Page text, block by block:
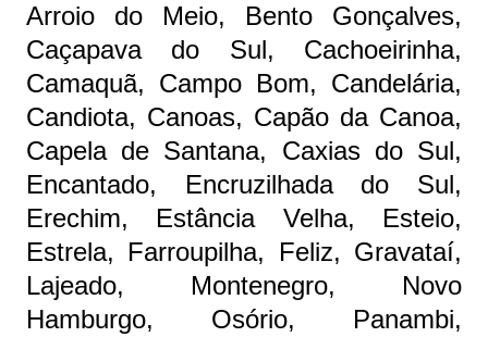
Arroio do Meio, Bento Gonçalves,
Caçapava do Sul, Cachoeirinha,
Camaquã, Campo Bom, Candelária,
Candiota, Canoas, Capão da Canoa,
Capela de Santana, Caxias do Sul,
Encantado, Encruzilhada do Sul,
Erechim, Estância Velha, Esteio,
Estrela, Farroupilha, Feliz, Gravataí,
Lajeado, Montenegro, Novo
Hamburgo, Osório, Panambi,